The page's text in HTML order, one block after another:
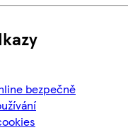
bezpečně